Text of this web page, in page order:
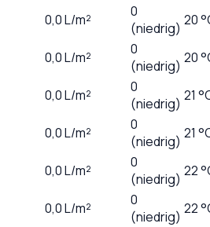
0,0L/m²
0
(niedrig) 20
0,0L/m²
0
(niedrig) 20
0,0L/m²
0
(niedrig) 21
0,0L/m²
0
(niedrig) 21
0,0L/m²
0
(niedrig) 22
0,0L/m²
0
(niedrig) 22